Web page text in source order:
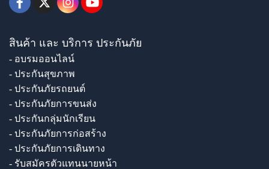
สินค้า และ บริการ ประกันภัย
- อบรมออนไลน์
- ประกันสุขภาพ
- ประกันภัยรถยนต์
- ประกันภัยการขนส่ง
- ประกันกลุ่มนักเรียน
- ประกันภัยการก่อสร้าง
- ประกันภัยการเดินทาง
- รับสมัครตัวแทนนายหน้า